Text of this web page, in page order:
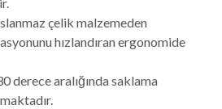
çelik malzemeden
hızlandıran ergonomide
derece aralığında saklama